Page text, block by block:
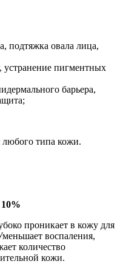
подтяжка овала лица,
пигментных
барьера,
любого типа кожи.
проникает в кожу для
воспаления,
количество
кожи.